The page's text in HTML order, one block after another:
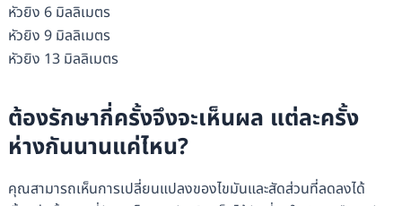
หัวยิง 6 มิลลิเมตร
หัวยิง 9 มิลลิเมตร
หัวยิง 13 มิลลิเมตร
ต้องรักษากี่ครั้งจึงจะเห็นผล แต่ละครั้ง
ห่างกันนานแค่ไหน?
คุณสามารถเห็นการเปลี่ยนแปลงของไขมันและสัดส่วนที่ลดลงได้